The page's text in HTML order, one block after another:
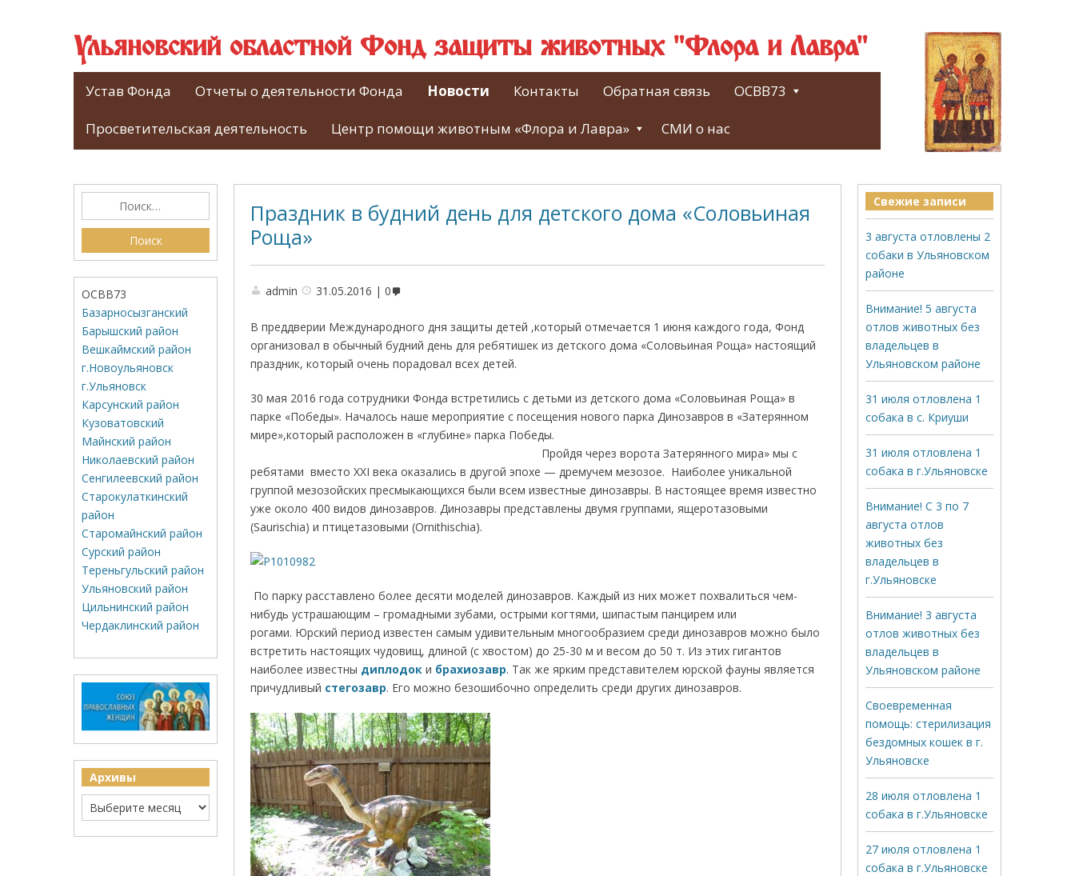
Ульяновский областной Фонд защиты животных "Флора и Лавра"
Устав Фонда Отчеты о деятельности Фонда Новости Контакты Обратная связь ОСВВ73
Просветительская деятельность Центр помощи животным «Флора и Лавра» СМИ о нас
Праздник в будний день для детского дома «Соловьиная
Роща»
admin 31.05.2016 0
В преддверии Международного дня защиты детей ,который отмечается 1 июня каждого года, Фонд
организовал в обычный будний день для ребятишек из детского дома «Соловьиная Роща» настоящий
праздник, который очень порадовал всех детей.
30 мая 2016 года сотрудники Фонда встретились с детьми из детского дома «Соловьиная Роща» в
парке «Победы». Началось наше мероприятие с посещения нового парка Динозавров в «Затерянном
мире»,который расположен в «глубине» парка Победы.
Пройдя через ворота Затерянного мира» мы с
ребятами вместо XXI века оказались в другой эпохе — дремучем мезозое. Наиболее уникальной
группой мезозойских пресмыкающихся были всем известные динозавры. В настоящее время известно
уже около 400 видов динозавров. Динозавры представлены двумя группами, ящеротазовыми
(Saurischia) и птицетазовыми (Ornithischia).
По парку расставлено более десяти моделей динозавров. Каждый из них может похвалиться чем-
нибудь устрашающим – громадными зубами, острыми когтями, шипастым панцирем или
рогами. Юрский период известен самым удивительным многообразием среди динозавров можно было
встретить настоящих чудовищ, длиной (с хвостом) до 25-30 м и весом до 50 т. Из этих гигантов
наиболее известны диплодок и брахиозавр. Так же ярким представителем юрской фауны является
причудливый стегозавр. Его можно безошибочно определить среди других динозавров.
ОСВВ73
Базарносызганский
Барышский район
Вешкаймский район
г.Новоульяновск
г.Ульяновск
Карсунский район
Кузоватовский
Майнский район
Николаевский район
Сенгилеевский район
Старокулаткинский
район
Старомайнский район
Сурский район
Тереньгульский район
Ульяновский район
Цильнинский район
Чердаклинский район
Архивы
Свежие записи
3 августа отловлены 2
собаки в Ульяновском
районе
Внимание! 5 августа
отлов животных без
владельцев в
Ульяновском районе
31 июля отловлена 1
собака в с. Криуши
31 июля отловлена 1
собака в г.Ульяновске
Внимание! С 3 по 7
августа отлов
животных без
владельцев в
г.Ульяновске
Внимание! 3 августа
отлов животных без
владельцев в
Ульяновском районе
Своевременная
помощь: стерилизация
бездомных кошек в г.
Ульяновске
28 июля отловлена 1
собака в г.Ульяновске
27 июля отловлена 1
собака в г.Ульяновске